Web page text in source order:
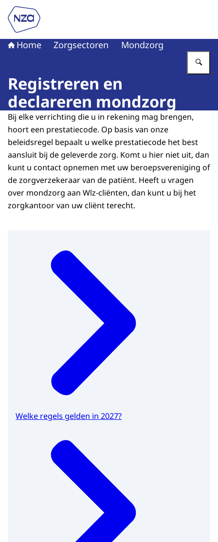
Naar de homepage van Nederlandse Zorgautoriteit
Home Zorgsectoren Mondzorg
Registreren en
declareren mondzorg
Bij elke verrichting die u in rekening mag brengen,
hoort een prestatiecode. Op basis van onze
beleidsregel bepaalt u welke prestatiecode het best
aansluit bij de geleverde zorg. Komt u hier niet uit, dan
kunt u contact opnemen met uw beroepsvereniging of
de zorgverzekeraar van de patiënt. Heeft u vragen
over mondzorg aan Wlz-cliënten, dan kunt u bij het
zorgkantoor van uw cliënt terecht.
Welke regels gelden in 2027?